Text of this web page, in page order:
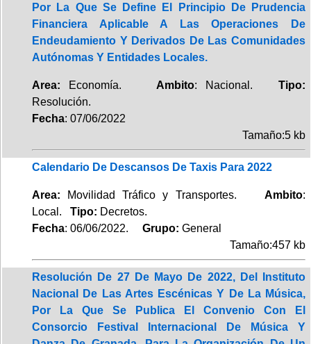
Por La Que Se Define El Principio De Prudencia
Financiera Aplicable A Las Operaciones De
Endeudamiento Y Derivados De Las Comunidades
Autónomas Y Entidades Locales.
Area: Economía. Ambito: Nacional.Tipo:
Resolución.
Fecha: 07/06/2022
Tamaño:5 kb
Calendario De Descansos De Taxis Para 2022
Area: Movilidad Tráfico y Transportes. Ambito:
Local. Tipo: Decretos.
Fecha: 06/06/2022. Grupo: General
Tamaño:457 kb
Resolución De 27 De Mayo De 2022, Del Instituto
Nacional De Las Artes Escénicas Y De La Música,
Por La Que Se Publica El Convenio Con El
Consorcio Festival Internacional De Música Y